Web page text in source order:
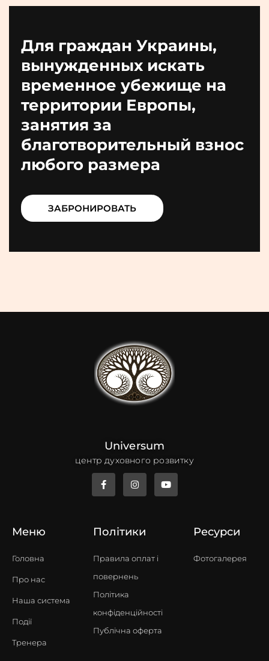
Для граждан Украины,
вынужденных искать
временное убежище на
территории Европы,
занятия за
благотворительный взнос
любого размера
ЗАБРОНИРОВАТЬ
Universum
центр духовного розвитку
Меню
Головна
Про нас
Наша система
Події
Тренера
Політики
Правила оплат i
повернень
Політика
конфіденційності
Публічна оферта
Ресурси
Фотогалерея